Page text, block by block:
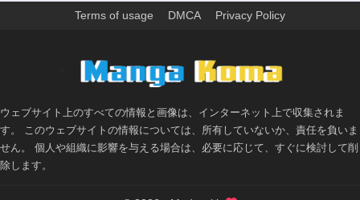
第58話
2ヶ月前
2ヶ月前 2ヶ月前
第50話
2ヶ月前
第49話
2ヶ月前
Terms of usage DMCA Privacy Policy
ウェブサイト上のすべての情報と画像は、インターネット上で収集されま
す。 このウェブサイトの情報については、所有していないか、責任を負いま
せん。 個人や組織に影響を与える場合は、必要に応じて、すぐに検討して削
除します。